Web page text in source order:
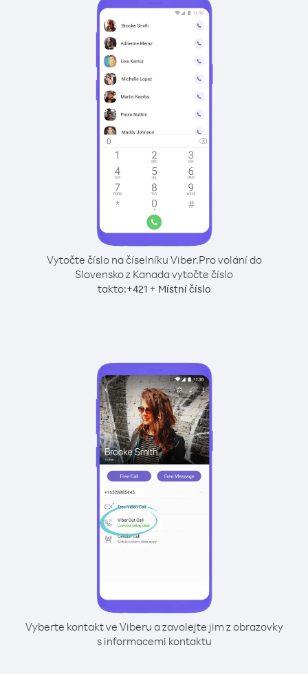
Vytočte číslo na číselníku Viber.Pro volání do
Slovensko z Kanada vytočte číslo
takto:+421+ Místní číslo
Vyberte kontakt ve Viberu a zavolejte jim z obrazovky
s informacemi kontaktu